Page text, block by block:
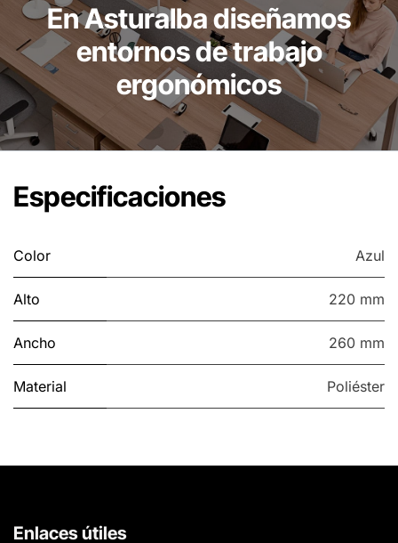
En Asturalba diseñamos
entornos de trabajo
ergonómicos
Especificaciones
Color Azul
Alto 220 mm
Ancho 260 mm
Material Poliéster
Enlaces útiles